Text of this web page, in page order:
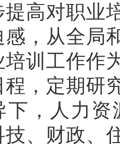
提高对职业
感，从全局
培训工作作
程，定期研
下，人力
技、财政、